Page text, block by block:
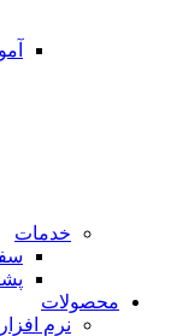
خدمات
محصولات
نرم افزار